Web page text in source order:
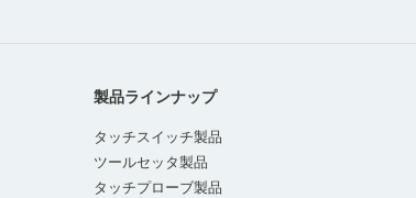
製品ラインナップ
タッチスイッチ製品
ツールセッタ製品
タッチプローブ製品